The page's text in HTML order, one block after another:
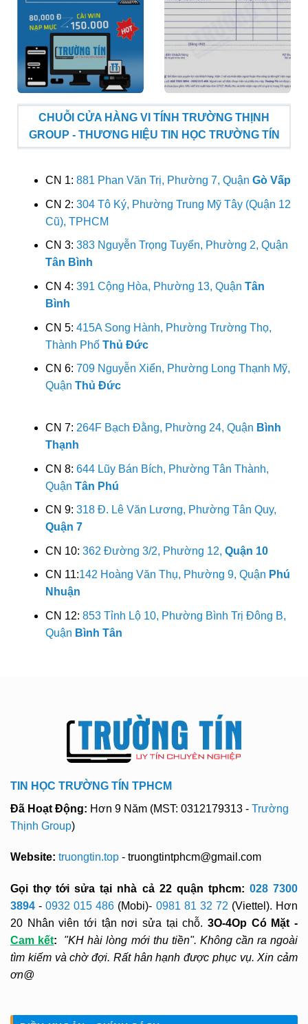
CHUỖI CỬA HÀNG VI TÍNH TRƯỜNG THỊNH
GROUP - THƯƠNG HIỆU TIN HỌC TRƯỜNG TÍN
CN 1: 881 Phan Văn Trị, Phường 7, Quận Gò Vấp
CN 2: 304 Tô Ký, Phường Trung Mỹ Tây (Quận 12
Cũ), TPHCM
CN 3: 383 Nguyễn Trọng Tuyển, Phường 2, Quận
Tân Bình
CN 4: 391 Cộng Hòa, Phường 13, Quận Tân
Bình
CN 5: 415A Song Hành, Phường Trường Thọ,
Thành Phố Thủ Đức
CN 6: 709 Nguyễn Xiển, Phường Long Thạnh Mỹ,
Quận Thủ Đức
CN 7: 264F Bạch Đằng, Phường 24, Quận Bình
Thạnh
CN 8: 644 Lũy Bán Bích, Phường Tân Thành,
Quận Tân Phú
CN 9: 318 Đ. Lê Văn Lương, Phường Tân Quy,
Quận 7
CN 10: 362 Đường 3/2, Phường 12, Quận 10
CN 11:142 Hoàng Văn Thụ, Phường 9, Quận Phú
Nhuận
CN 12: 853 Tỉnh Lộ 10, Phường Bình Trị Đông B,
Quận Bình Tân
TIN HỌC TRƯỜNG TÍN TPHCM
Đã Hoạt Động: Hơn 9 Năm (MST: 0312179313 - Trường
Thịnh Group)
Website: truongtin.top - truongtintphcm@gmail.com
Gọi thợ tới sửa tại nhà cả 22 quận tphcm: 028 7300
3894-0932 015 486 (Mobi)- 0981 81 32 72 (Viettel). Hơn
20 Nhân viên tới tận nơi sửa tại chỗ. 3O-4Op Có Mặt -
Cam kết:
"KH hài lòng mới thu tiền". Không cần ra ngoài
tìm kiếm và chờ đợi. Rất hân hạnh được phục vụ. Xin cảm
ơn@